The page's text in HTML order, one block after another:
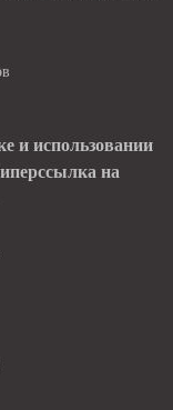
и использовании
на